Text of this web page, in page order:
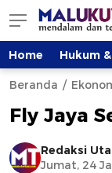
Home Hukum
Beranda
Fly Jaya
Redaksi
Jumat, 24